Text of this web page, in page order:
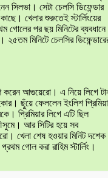
সিলভা। সেটা চেলসি ডিফেন্ডার
খেলার শুরুতেই স্টার্লিংয়ের
গোলের পর ছয় মিনিটের ব্যবধানে
মিনিটে চেলসির
করেন আগুয়েরো। এ নিয়ে লিগে
ছুঁয়ে ফেললেন ইংলিশ
প্রিমিয়ার লিগে এটি ছিল
আর সিটির হয়ে সব
খেলা শেষ হওয়ার মিনিট দশেক
গোল করা রাহিম স্টার্লিং।